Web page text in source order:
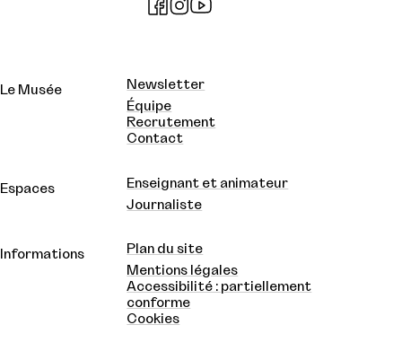
Le Musée
Newsletter
Équipe
Recrutement
Contact
Espaces
Enseignant et animateur
Journaliste
Informations
Plan du site
Mentions légales
Accessibilité : partiellement
conforme
Cookies